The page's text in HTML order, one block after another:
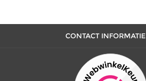
CONTACT INFORMATIE